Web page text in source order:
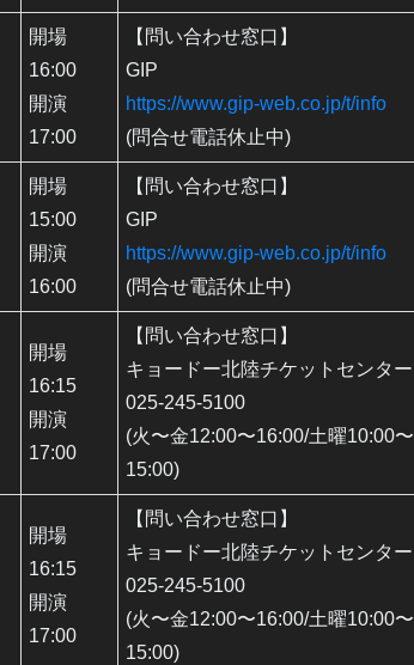
開場
16:00
開演
17:00
【問い合わせ窓口】
GIP
https://www.gip-web.co.jp/t/info
(問合せ電話休止中)
開場
15:00
開演
16:00
【問い合わせ窓口】
GIP
https://www.gip-web.co.jp/t/info
(問合せ電話休止中)
開場
16:15
開演
17:00
【問い合わせ窓口】
キョードー北陸チケットセンター
025-245-5100
(火〜金12:00〜16:00/土曜10:00〜
15:00)
開場
16:15
開演
17:00
【問い合わせ窓口】
キョードー北陸チケットセンター
025-245-5100
(火〜金12:00〜16:00/土曜10:00〜
15:00)